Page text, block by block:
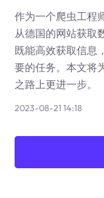
作为一个爬虫工程
从德国的网站获取
既能高效获取信息
要的任务。本文将
之路上更进一步。
2023-08-21 14:18